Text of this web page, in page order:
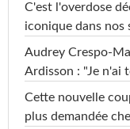
Ethylenethiouree
Fenhexamid
Fipronil
C'est l'overdose
iconique dans nos
Audrey Crespo-
Ardisson : "Je n'ai
Cette nouvelle
plus demandée